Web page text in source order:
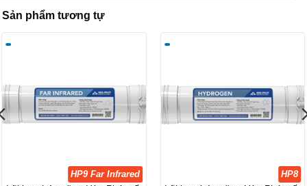
Sản phẩm tương tự
HP9 Far Infrared
HP8